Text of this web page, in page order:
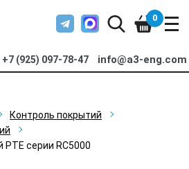
+7 (925) 097-78-47 info@a3-eng.com
0
Контроль покрытий
серии RC5000